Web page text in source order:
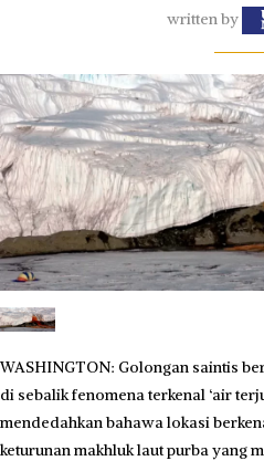
written by
WASHINGTON: Golongan saintis
di sebalik fenomena terkenal ‘air
mendedahkan bahawa lokasi
keturunan makhluk laut purba yang